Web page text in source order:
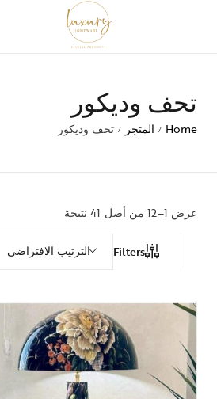
تحف وديكور
Home
/ المتجر / تحف وديكور
عرض 1–12 من أصل 41 نتيجة
Filters الترتيب الافتراضي